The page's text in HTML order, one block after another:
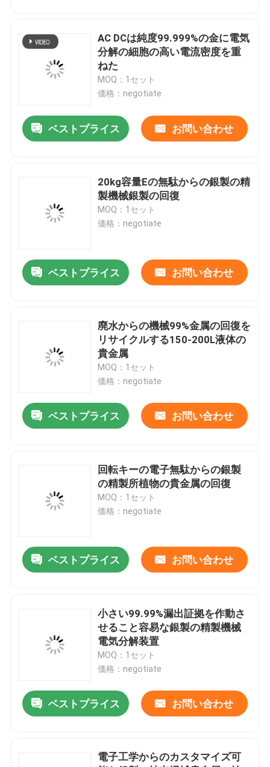
AC DCは純度99.999%の金に電気
分解の細胞の高い電流密度を重
ねた
MOQ：1セット
価格：negotiate
ベストプライス お問い合わせ
20kg容量Eの無駄からの銀製の精
製機械銀製の回復
MOQ：1セット
価格：negotiate
ベストプライス お問い合わせ
廃水からの機械99%金属の回復を
リサイクルする150-200L液体の
貴金属
MOQ：1セット
価格：negotiate
ベストプライス お問い合わせ
回転キーの電子無駄からの銀製
の精製所植物の貴金属の回復
MOQ：1セット
価格：negotiate
ベストプライス お問い合わせ
小さい99.99%漏出証拠を作動さ
せること容易な銀製の精製機械
電気分解装置
MOQ：1セット
価格：negotiate
ベストプライス お問い合わせ
電子工学からのカスタマイズ可